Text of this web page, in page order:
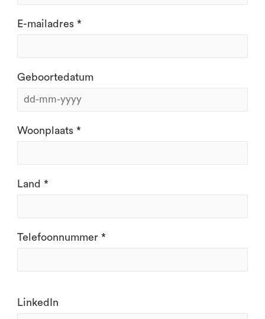
E-mailadres *
Geboortedatum
Woonplaats *
Land *
Telefoonnummer *
LinkedIn